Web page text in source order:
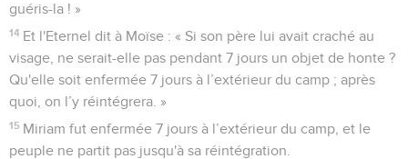
guéris-la ! »
14 Et l'Eternel dit à Moïse : « Si son père lui avait craché au
visage, ne serait-elle pas pendant 7 jours un objet de honte ?
Qu'elle soit enfermée 7 jours à l’extérieur du camp ; après
quoi, on l’y réintégrera. »
15 Miriam fut enfermée 7 jours à l’extérieur du camp, et le
peuple ne partit pas jusqu'à sa réintégration.